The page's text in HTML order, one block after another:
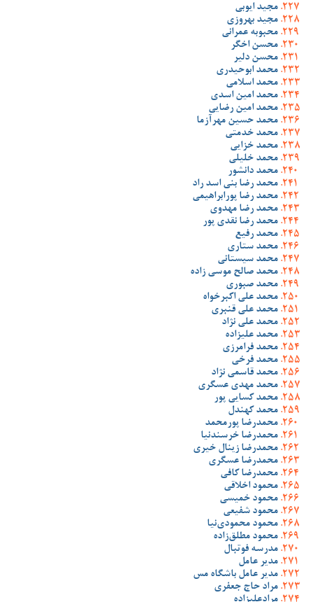
مجید ایوبی
مجید بهروزی
محبوبه عمرانی
محسن اخگر
محسن دلیر
محمد ابوحیدری
محمد اسلامی
محمد امین اسدی
محمد امین رضایی
محمد حسین مهرآزما
محمد خدمتی
محمد خزایی
محمد خلیلی
محمد دانشور
محمد رضا بنی اسد راد
محمد رضا پورابراهیمی
محمد رضا مهدوی
محمد رضا نقدی پور
محمد رفیع
محمد ستاری
محمد سیستانی
محمد صالح موسی زاده
محمد صبوری
محمد علی اکبرخواه
محمد علی قنبری
محمد علی نژاد
محمد علیزاده
محمد فرامرزی
محمد فرخی
محمد قاسمی نژاد
محمد مهدی عسگری
محمد کسایی پور
محمد کهندل
محمدرضا پورمحمد
محمدرضا خرسندنیا
محمدرضا زینال خیری
محمدرضا عسگری
محمدرضا کافی
محمود اخلاقی
محمود خمیسی
محمود شفیعی
محمود محمودی‌نیا
محمود مطلق‌زاده
مدرسه فوتبال
مدیر عامل
مدیر عامل باشگاه مس
مراد حاج جعفری